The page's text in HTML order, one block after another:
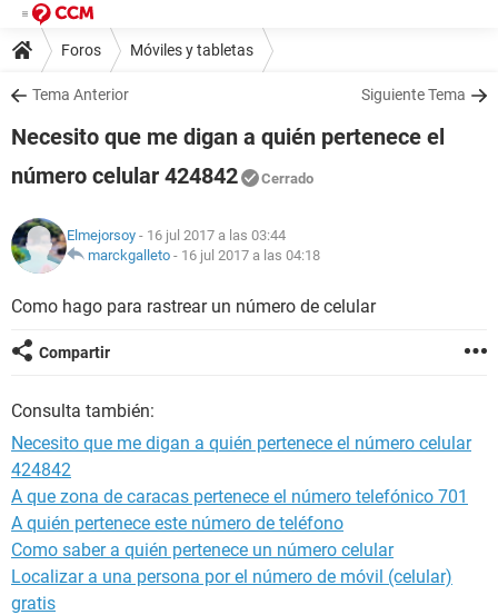
Foros Móviles y tabletas
Tema Anterior Siguiente Tema
Necesito que me digan a quién pertenece el
número celular 424842
Cerrado
Elmejorsoy - 16 jul 2017 a las 03:44
marckgalleto - 16 jul 2017 a las 04:18
Como hago para rastrear un número de celular
Compartir
Consulta también:
Necesito que me digan a quién pertenece el número celular
424842
A que zona de caracas pertenece el número telefónico 701
A quién pertenece este número de teléfono
Como saber a quién pertenece un número celular
Localizar a una persona por el número de móvil (celular)
gratis